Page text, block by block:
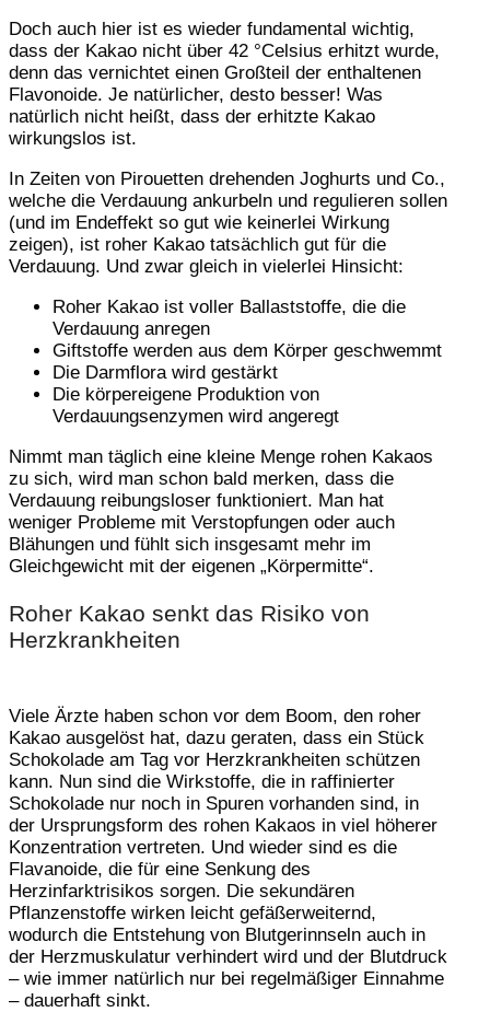
Doch auch hier ist es wieder fundamental wichtig,
dass der Kakao nicht über 42 °Celsius erhitzt wurde,
denn das vernichtet einen Großteil der enthaltenen
Flavonoide. Je natürlicher, desto besser! Was
natürlich nicht heißt, dass der erhitzte Kakao
wirkungslos ist.
In Zeiten von Pirouetten drehenden Joghurts und Co.,
welche die Verdauung ankurbeln und regulieren sollen
(und im Endeffekt so gut wie keinerlei Wirkung
zeigen), ist roher Kakao tatsächlich gut für die
Verdauung. Und zwar gleich in vielerlei Hinsicht:
Roher Kakao ist voller Ballaststoffe, die die
Verdauung anregen
Giftstoffe werden aus dem Körper geschwemmt
Die Darmflora wird gestärkt
Die körpereigene Produktion von
Verdauungsenzymen wird angeregt
Nimmt man täglich eine kleine Menge rohen Kakaos
zu sich, wird man schon bald merken, dass die
Verdauung reibungsloser funktioniert. Man hat
weniger Probleme mit Verstopfungen oder auch
Blähungen und fühlt sich insgesamt mehr im
Gleichgewicht mit der eigenen „Körpermitte“.
Roher Kakao senkt das Risiko von
Herzkrankheiten
Viele Ärzte haben schon vor dem Boom, den roher
Kakao ausgelöst hat, dazu geraten, dass ein Stück
Schokolade am Tag vor Herzkrankheiten schützen
kann. Nun sind die Wirkstoffe, die in raffinierter
Schokolade nur noch in Spuren vorhanden sind, in
der Ursprungsform des rohen Kakaos in viel höherer
Konzentration vertreten. Und wieder sind es die
Flavanoide, die für eine Senkung des
Herzinfarktrisikos sorgen. Die sekundären
Pflanzenstoffe wirken leicht gefäßerweiternd,
wodurch die Entstehung von Blutgerinnseln auch in
der Herzmuskulatur verhindert wird und der Blutdruck
– wie immer natürlich nur bei regelmäßiger Einnahme
– dauerhaft sinkt.